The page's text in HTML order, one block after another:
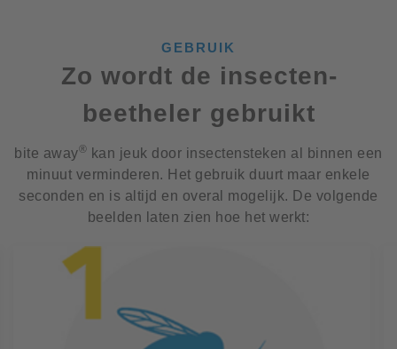
GEBRUIK
Zo wordt de insecten­
beetheler gebruikt
bite away® kan jeuk door insectensteken al binnen een
minuut verminderen. Het gebruik duurt maar enkele
seconden en is altijd en overal mogelijk. De volgende
beelden laten zien hoe het werkt: